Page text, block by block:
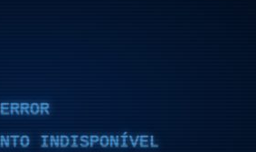
INDISPONÍVEL